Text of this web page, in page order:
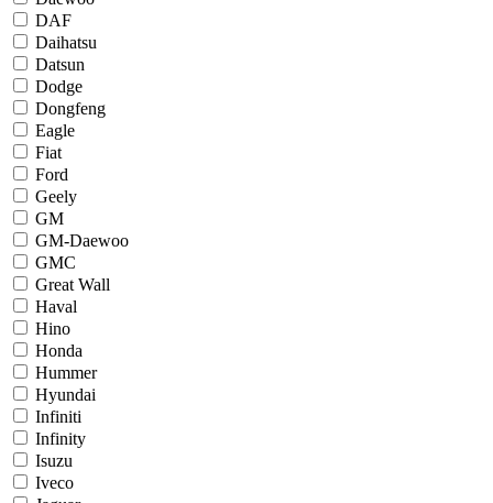
DAF
Daihatsu
Datsun
Dodge
Dongfeng
Eagle
Fiat
Ford
Geely
GM
GM-Daewoo
GMC
Great Wall
Haval
Hino
Honda
Hummer
Hyundai
Infiniti
Infinity
Isuzu
Iveco